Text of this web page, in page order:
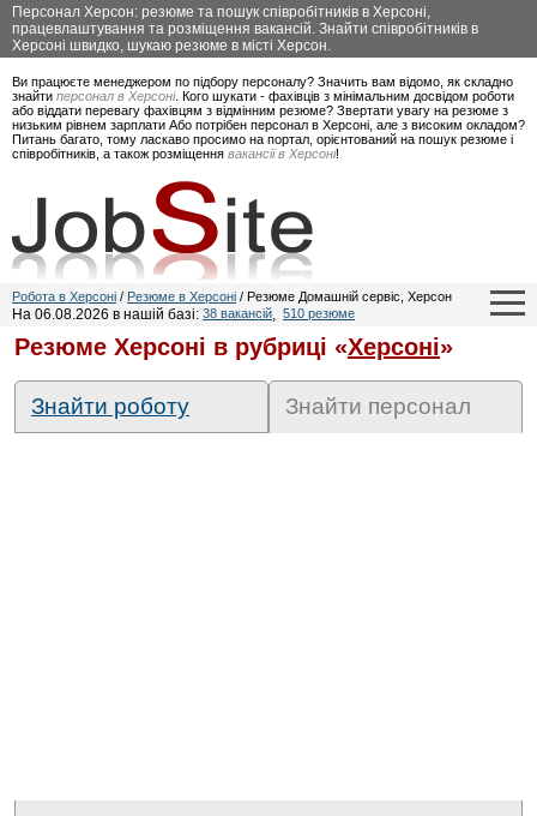
Персонал Херсон: резюме та пошук співробітників в Херсоні,
працевлаштування та розміщення вакансій. Знайти співробітників в
Херсоні швидко, шукаю резюме в місті Херсон.
Ви працюєте менеджером по підбору персоналу? Значить вам відомо, як складно
знайти персонал в Херсоні. Кого шукати - фахівців з мінімальним досвідом роботи
або віддати перевагу фахівцям з відмінним резюме? Звертати увагу на резюме з
низьким рівнем зарплати Або потрібен персонал в Херсоні, але з високим окладом?
Питань багато, тому ласкаво просимо на портал, орієнтований на пошук резюме і
співробітників, а також розміщення вакансії в Херсоні!
Робота в Херсоні / Резюме в Херсоні / Резюме Домашній сервіс, Херсон
На 06.08.2026 в нашій базі: 38 вакансій, 510 резюме
Резюме Херсоні в рубриці «Херсоні»
Знайти роботу Знайти персонал